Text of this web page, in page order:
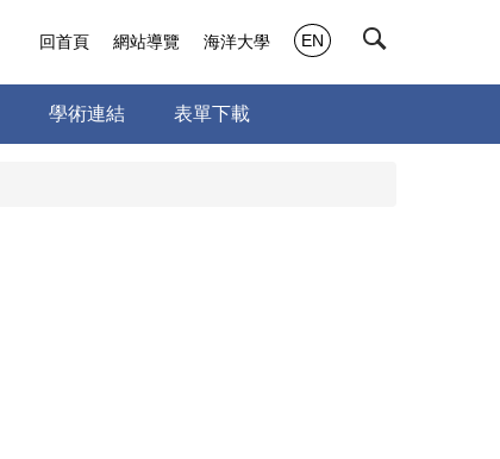
學術連結 表單下載
回首頁 網站導覽 海洋大學 EN